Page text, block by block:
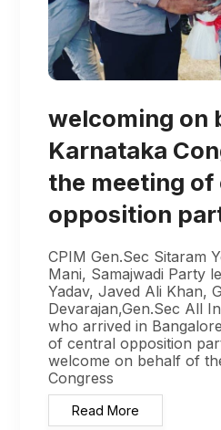
welcoming on
Karnataka
the meeting of
opposition
CPIM Gen.Sec Sitaram
Mani, Samajwadi Party
Yadav, Javed Ali Khan,
Devarajan,Gen.Sec All
who arrived in
of central opposition
welcome on behalf of
Congress
Read More